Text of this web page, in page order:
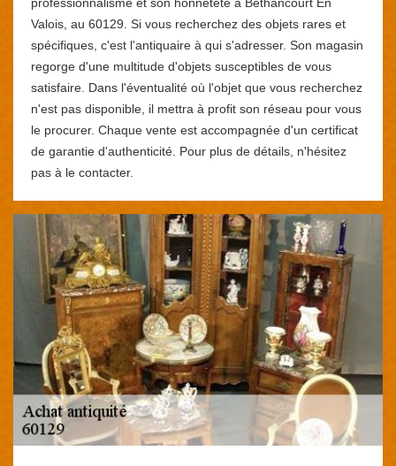
Valois, au 60129. Si vous recherchez des objets rares et
spécifiques, c'est l'antiquaire à qui s'adresser. Son magasin
regorge d'une multitude d'objets susceptibles de vous
satisfaire. Dans l'éventualité où l'objet que vous recherchez
n'est pas disponible, il mettra à profit son réseau pour vous
le procurer. Chaque vente est accompagnée d'un certificat
de garantie d'authenticité. Pour plus de détails, n'hésitez
pas à le contacter.